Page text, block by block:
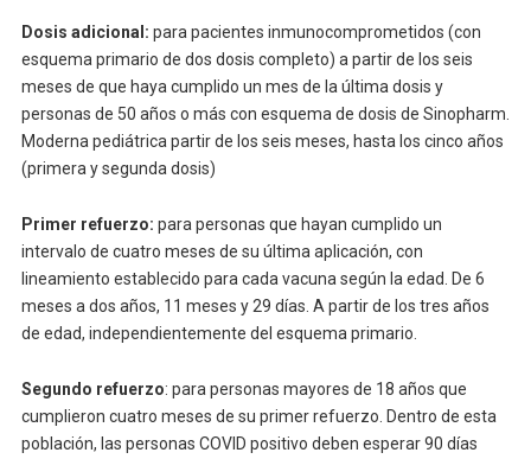
Dosis adicional: para pacientes inmunocomprometidos (con
esquema primario de dos dosis completo) a partir de los seis
meses de que haya cumplido un mes de la última dosis y
personas de 50 años o más con esquema de dosis de Sinopharm.
Moderna pediátrica partir de los seis meses, hasta los cinco años
(primera y segunda dosis)
Primer refuerzo: para personas que hayan cumplido un
intervalo de cuatro meses de su última aplicación, con
lineamiento establecido para cada vacuna según la edad. De 6
meses a dos años, 11 meses y 29 días. A partir de los tres años
de edad, independientemente del esquema primario.
Segundo refuerzo: para personas mayores de 18 años que
cumplieron cuatro meses de su primer refuerzo. Dentro de esta
población, las personas COVID positivo deben esperar 90 días